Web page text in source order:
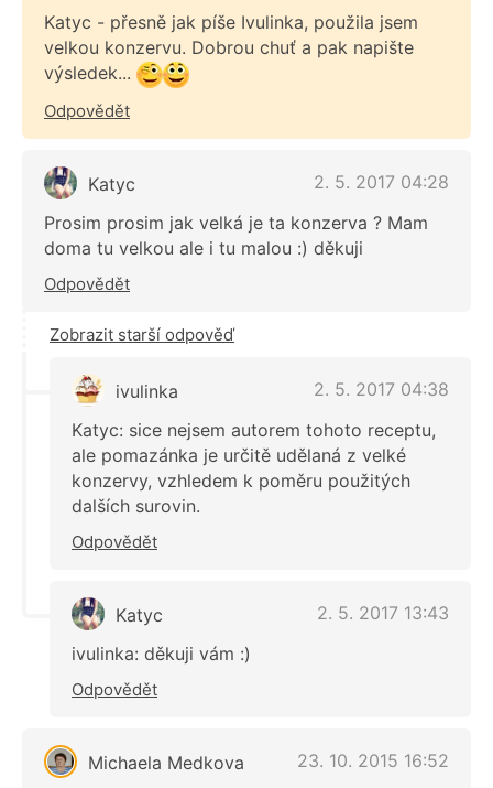
Katyc - přesně jak píše Ivulinka, použila jsem
velkou konzervu. Dobrou chuť a pak napište
výsledek...
Odpovědět
Katyc
2. 5. 2017 04:28
Prosim prosim jak velká je ta konzerva ? Mam
doma tu velkou ale i tu malou :) děkuji
Odpovědět
Zobrazit starší odpověď
ivulinka
2. 5. 2017 04:38
Katyc: sice nejsem autorem tohoto receptu,
ale pomazánka je určitě udělaná z velké
konzervy, vzhledem k poměru použitých
dalších surovin.
Odpovědět
Katyc
2. 5. 2017 13:43
ivulinka: děkuji vám :)
Odpovědět
Michaela Medkova
23. 10. 2015 16:52